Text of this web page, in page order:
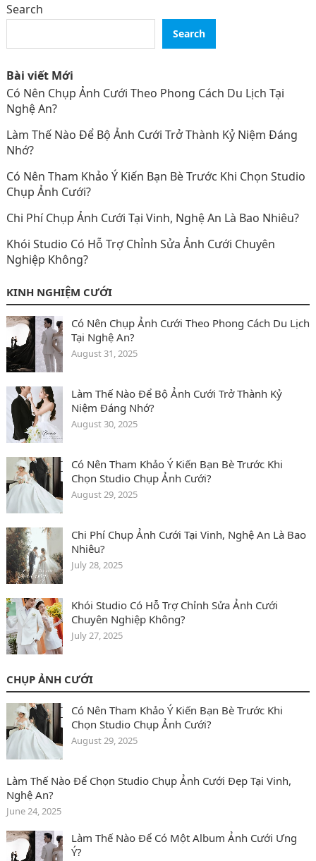
Search
Search
Bài viết Mới
Có Nên Chụp Ảnh Cưới Theo Phong Cách Du Lịch Tại
Nghệ An?
Làm Thế Nào Để Bộ Ảnh Cưới Trở Thành Kỷ Niệm Đáng
Nhớ?
Có Nên Tham Khảo Ý Kiến Bạn Bè Trước Khi Chọn Studio
Chụp Ảnh Cưới?
Chi Phí Chụp Ảnh Cưới Tại Vinh, Nghệ An Là Bao Nhiêu?
Khói Studio Có Hỗ Trợ Chỉnh Sửa Ảnh Cưới Chuyên
Nghiệp Không?
KINH NGHIỆM CƯỚI
Có Nên Chụp Ảnh Cưới Theo Phong Cách Du Lịch
Tại Nghệ An?
August 31, 2025
Làm Thế Nào Để Bộ Ảnh Cưới Trở Thành Kỷ
Niệm Đáng Nhớ?
August 30, 2025
Có Nên Tham Khảo Ý Kiến Bạn Bè Trước Khi
Chọn Studio Chụp Ảnh Cưới?
August 29, 2025
Chi Phí Chụp Ảnh Cưới Tại Vinh, Nghệ An Là Bao
Nhiêu?
July 28, 2025
Khói Studio Có Hỗ Trợ Chỉnh Sửa Ảnh Cưới
Chuyên Nghiệp Không?
July 27, 2025
CHỤP ẢNH CƯỚI
Có Nên Tham Khảo Ý Kiến Bạn Bè Trước Khi
Chọn Studio Chụp Ảnh Cưới?
August 29, 2025
Làm Thế Nào Để Chọn Studio Chụp Ảnh Cưới Đẹp Tại Vinh,
Nghệ An?
June 24, 2025
Làm Thế Nào Để Có Một Album Ảnh Cưới Ưng
Ý?